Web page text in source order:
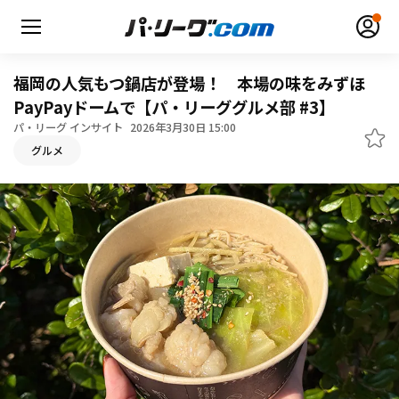
無料アカウント登録
HOME
動画
日程・結果
順位表･成績
1軍公式戦
選手名鑑
福岡の人気もつ鍋店が登場！ 本場の味をみずほ
PayPayドームで【パ・リーググルメ部 #3】
パ・リーグ インサイト 2026年3月30日 15:00
グルメ